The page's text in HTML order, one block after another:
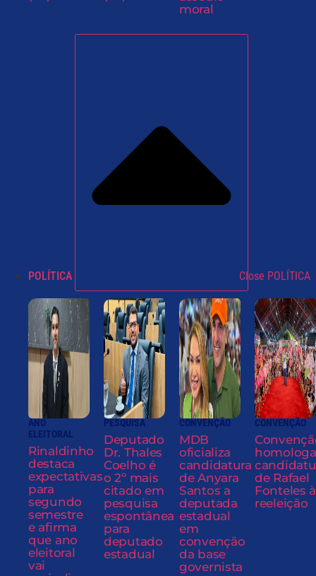
moral
POLÍTICA Close POLÍTICA
ANO
ELEITORAL
Rinaldinho
destaca
expectativas
para
segundo
semestre
e afirma
que ano
eleitoral
vai
PESQUISA
Deputado
Dr. Thales
Coelho é
o 2º mais
citado em
pesquisa
espontânea
para
deputado
estadual
CONVENÇÃO
MDB
oficializa
candidatura
de Anyara
Santos a
deputada
estadual
em
convenção
da base
governista
CONVENÇÃO
homologa
de Rafael
Fonteles à
reeleição